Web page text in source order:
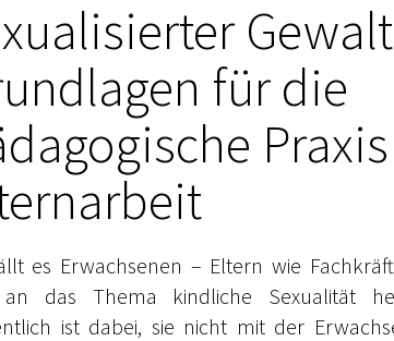
für die
es Erwachsenen – Eltern wie
das Thema kindliche Sexualität
ist dabei, sie nicht mit der